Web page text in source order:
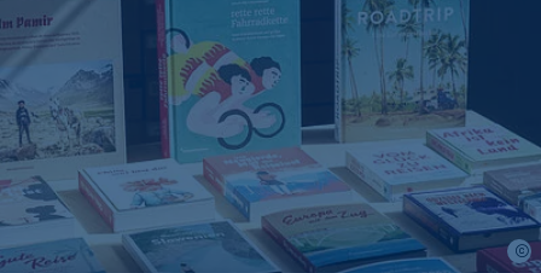
2 Jahre
etracker Analytics
Name:
et_allow_cookies
Anbieter:
etracker GmbH